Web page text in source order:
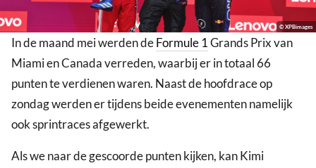
© XPBimages
In de maand mei werden deFormule 1Grands Prix van
Miami en Canada verreden, waarbij er in totaal 66
punten te verdienen waren. Naast de hoofdrace op
zondag werden er tijdens beide evenementen namelijk
ook sprintraces afgewerkt.
Als we naar de gescoorde punten kijken, kan Kimi